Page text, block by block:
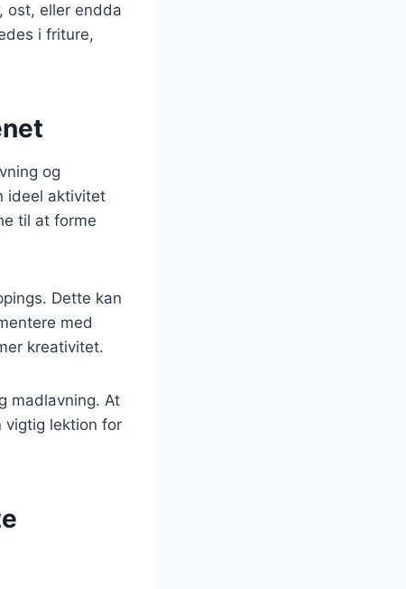
ost, eller endda
i friture,
og
ideel aktivitet
til at forme
Dette kan
med
kreativitet.
madlavning. At
vigtig lektion for